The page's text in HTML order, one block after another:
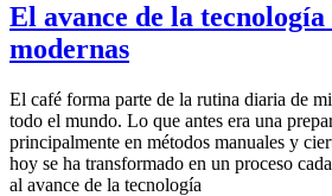
El avance de la tecnología
modernas
El café forma parte de la rutina diaria de
todo el mundo. Lo que antes era una
principalmente en métodos manuales y
hoy se ha transformado en un proceso
al avance de la tecnología